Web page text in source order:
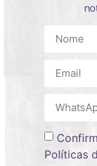
Políticas